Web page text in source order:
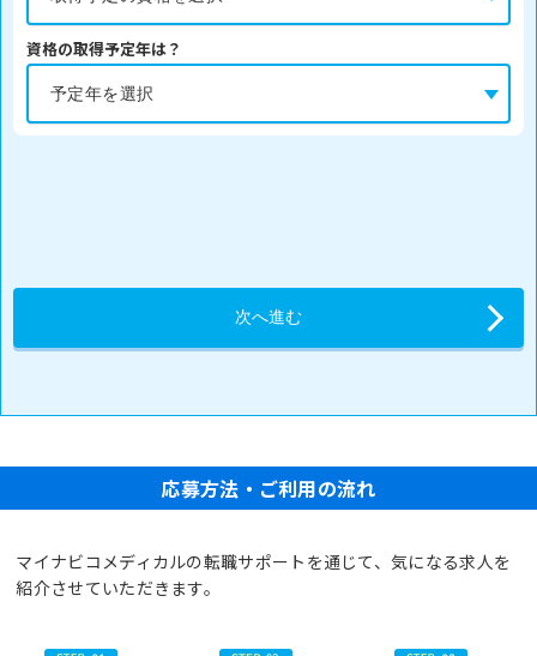
資格の取得予定年は？
応募方法・ご利用の流れ
マイナビコメディカルの転職サポートを通じて、気になる求人を
紹介させていただきます。